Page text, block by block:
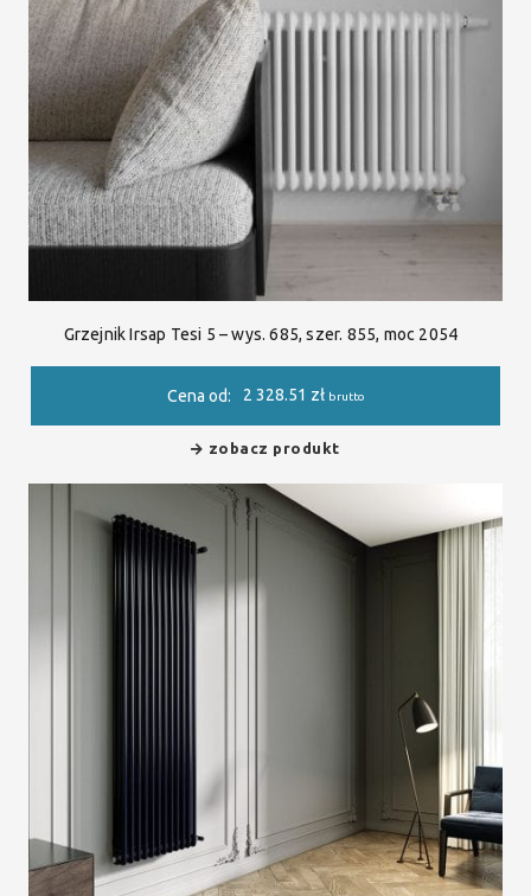
Grzejnik Irsap Tesi 5 – wys. 685, szer. 855, moc 2054
Cena od: 2 328.51 zł brutto
zobacz produkt